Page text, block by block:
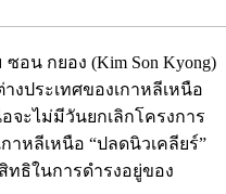
อน กยอง (Kim Son Kyong)
งประเทศของเกาหลีเหนือ
จะไม่มีวันยกเลิกโครงการ
าหลีเหนือ “ปลดนิวเคลียร์”
ทธิในการดำรงอยู่ของ